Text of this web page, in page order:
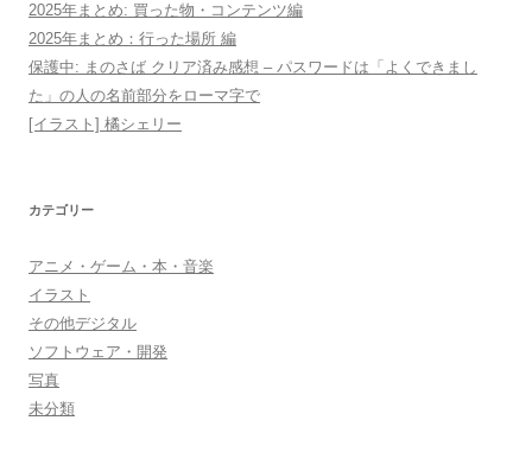
2025年まとめ: 買った物・コンテンツ編
2025年まとめ：行った場所 編
保護中: まのさば クリア済み感想 – パスワードは「よくできまし
た」の人の名前部分をローマ字で
[イラスト] 橘シェリー
カテゴリー
アニメ・ゲーム・本・音楽
イラスト
その他デジタル
ソフトウェア・開発
写真
未分類